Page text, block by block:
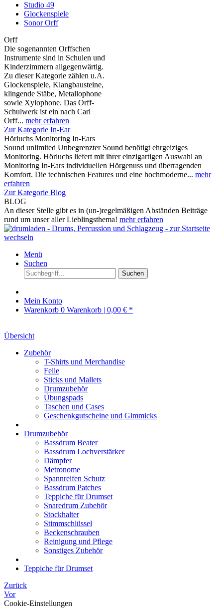
Studio 49
Glockenspiele
Sonor Orff
Orff
Die sogenannten Orffschen
Instrumente sind in Schulen und
Kinderzimmern allgegenwärtig.
Zu dieser Kategorie zählen u.A.
Glockenspiele, Klangbausteine,
klingende Stäbe, Metallophone
sowie Xylophone. Das Orff-
Schulwerk ist ein nach Carl
Orff... mehr erfahren
Zur Kategorie In-Ear
Hörluchs Monitoring In-Ears
Sound unlimited Unbegrenzter Sound benötigt ehrgeiziges
Monitoring. Hörluchs liefert mit ihrer einzigartigen Auswahl an
Monitoring In-Ears individuellen Hörgenuss und überragenden
Komfort. Die technischen Features und eine hochmoderne... mehr
erfahren
Zur Kategorie Blog
BLOG
An dieser Stelle gibt es in (un-)regelmäßigen Abständen Beiträge
rund um unser aller Lieblingsthema! mehr erfahren
Menü
Suchen
Suchen
Mein Konto
Warenkorb 0 Warenkorb | 0,00 € *
Übersicht
Zubehör
T-Shirts und Merchandise
Felle
Sticks und Mallets
Drumzubehör
Übungspads
Taschen und Cases
Geschenkgutscheine und Gimmicks
Drumzubehör
Bassdrum Beater
Bassdrum Lochverstärker
Dämpfer
Metronome
Spannreifen Schutz
Bassdrum Patches
Teppiche für Drumset
Snaredrum Zubehör
Stockhalter
Stimmschlüssel
Beckenschrauben
Reinigung und Pflege
Sonstiges Zubehör
Teppiche für Drumset
Zurück
Vor
Cookie-Einstellungen